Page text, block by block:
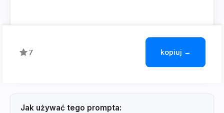
7 kopiuj →
Jak używać tego prompta: